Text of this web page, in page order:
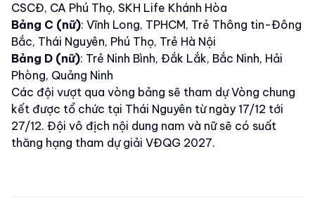
CSCĐ, CA Phú Thọ, SKH Life Khánh Hòa
Bảng C (nữ): Vĩnh Long, TPHCM, Trẻ Thông tin-Đông
Bắc, Thái Nguyên, Phú Thọ, Trẻ Hà Nội
Bảng D (nữ): Trẻ Ninh Bình, Đắk Lắk, Bắc Ninh, Hải
Phòng, Quảng Ninh
Các đội vượt qua vòng bảng sẽ tham dự Vòng chung
kết được tổ chức tại Thái Nguyên từ ngày 17/12 tới
27/12. Đội vô địch nội dung nam và nữ sẽ có suất
thăng hạng tham dự giải VĐQG 2027.